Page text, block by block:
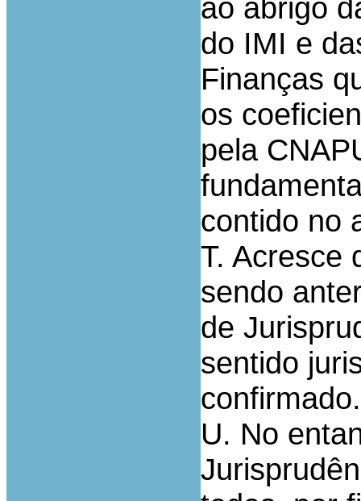
ao abrigo
do IMI e
Finanças
os
pela
contido no
T. Acresce
sendo
de
sentido
confirmado.
U. No